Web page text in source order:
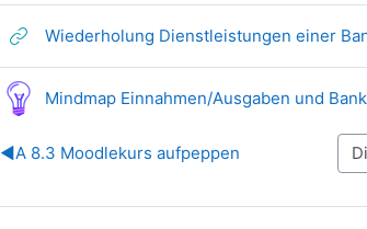
Wiederholung Dienstleistungen einer
Mindmap Einnahmen/Ausgaben und Bank
◀︎A 8.3 Moodlekurs aufpeppen